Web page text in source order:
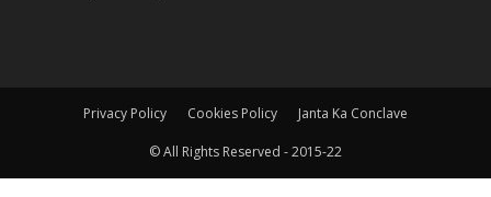
Privacy Policy Cookies Policy Janta Ka Conclave
© All Rights Reserved - 2015-22